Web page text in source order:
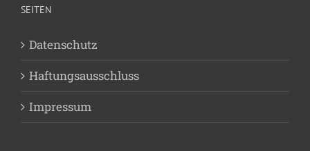
SEITEN
Datenschutz
Haftungsausschluss
Impressum